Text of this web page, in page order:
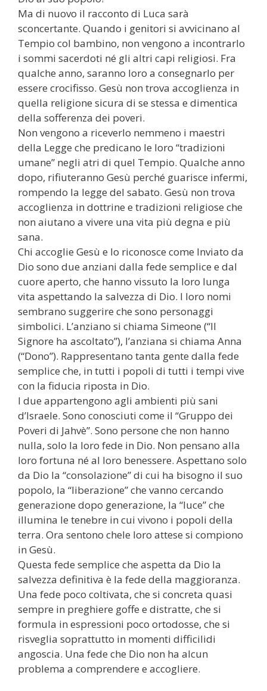
Ma di nuovo il racconto di Luca sarà
sconcertante. Quando i genitori si avvicinano al
Tempio col bambino, non vengono a incontrarlo
i sommi sacerdoti né gli altri capi religiosi. Fra
qualche anno, saranno loro a consegnarlo per
essere crocifisso. Gesù non trova accoglienza in
quella religione sicura di se stessa e dimentica
della sofferenza dei poveri.
Non vengono a riceverlo nemmeno i maestri
della Legge che predicano le loro “tradizioni
umane” negli atri di quel Tempio. Qualche anno
dopo, rifiuteranno Gesù perché guarisce infermi,
rompendo la legge del sabato. Gesù non trova
accoglienza in dottrine e tradizioni religiose che
non aiutano a vivere una vita più degna e più
sana.
Chi accoglie Gesù e lo riconosce come Inviato da
Dio sono due anziani dalla fede semplice e dal
cuore aperto, che hanno vissuto la loro lunga
vita aspettando la salvezza di Dio. I loro nomi
sembrano suggerire che sono personaggi
simbolici. L’anziano si chiama Simeone (“Il
Signore ha ascoltato”), l’anziana si chiama Anna
(“Dono”). Rappresentano tanta gente dalla fede
semplice che, in tutti i popoli di tutti i tempi vive
con la fiducia riposta in Dio.
I due appartengono agli ambienti più sani
d’Israele. Sono conosciuti come il “Gruppo dei
Poveri di Jahvè”. Sono persone che non hanno
nulla, solo la loro fede in Dio. Non pensano alla
loro fortuna né al loro benessere. Aspettano solo
da Dio la “consolazione” di cui ha bisogno il suo
popolo, la “liberazione” che vanno cercando
generazione dopo generazione, la “luce” che
illumina le tenebre in cui vivono i popoli della
terra. Ora sentono chele loro attese si compiono
in Gesù.
Questa fede semplice che aspetta da Dio la
salvezza definitiva è la fede della maggioranza.
Una fede poco coltivata, che si concreta quasi
sempre in preghiere goffe e distratte, che si
formula in espressioni poco ortodosse, che si
risveglia soprattutto in momenti difficilidi
angoscia. Una fede che Dio non ha alcun
problema a comprendere e accogliere.